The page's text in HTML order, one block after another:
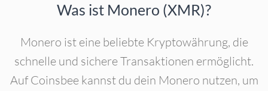
Was ist Monero (XMR)?
Monero ist eine beliebte Kryptowährung, die
schnelle und sichere Transaktionen ermöglicht.
Auf Coinsbee kannst du dein Monero nutzen, um